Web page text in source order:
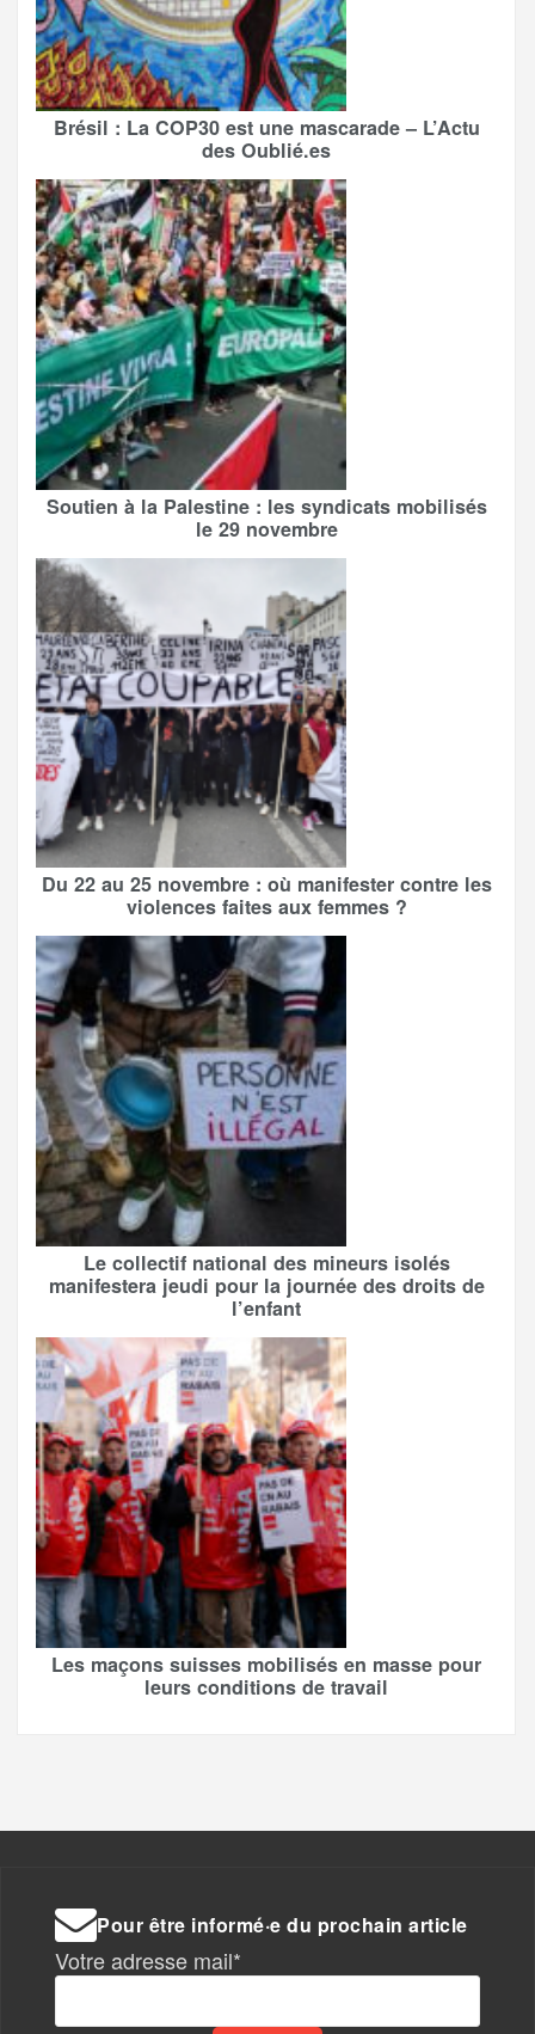
Brésil : La COP30 est une mascarade – L’Actu
des Oublié.es
Soutien à la Palestine : les syndicats mobilisés
le 29 novembre
Du 22 au 25 novembre : où manifester contre les
violences faites aux femmes ?
Le collectif national des mineurs isolés
manifestera jeudi pour la journée des droits de
l’enfant
Les maçons suisses mobilisés en masse pour
leurs conditions de travail
Pour être informé·e du prochain article
Votre adresse mail*